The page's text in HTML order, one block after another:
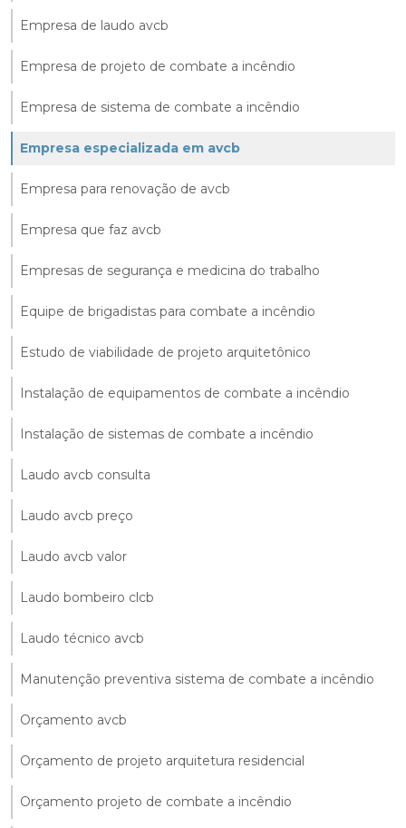
Empresa de laudo avcb
Empresa de projeto de combate a incêndio
Empresa de sistema de combate a incêndio
Empresa especializada em avcb
Empresa para renovação de avcb
Empresa que faz avcb
Empresas de segurança e medicina do trabalho
Equipe de brigadistas para combate a incêndio
Estudo de viabilidade de projeto arquitetônico
Instalação de equipamentos de combate a incêndio
Instalação de sistemas de combate a incêndio
Laudo avcb consulta
Laudo avcb preço
Laudo avcb valor
Laudo bombeiro clcb
Laudo técnico avcb
Manutenção preventiva sistema de combate a incêndio
Orçamento avcb
Orçamento de projeto arquitetura residencial
Orçamento projeto de combate a incêndio